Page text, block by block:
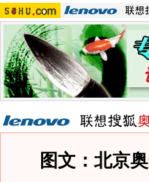
图文：北京